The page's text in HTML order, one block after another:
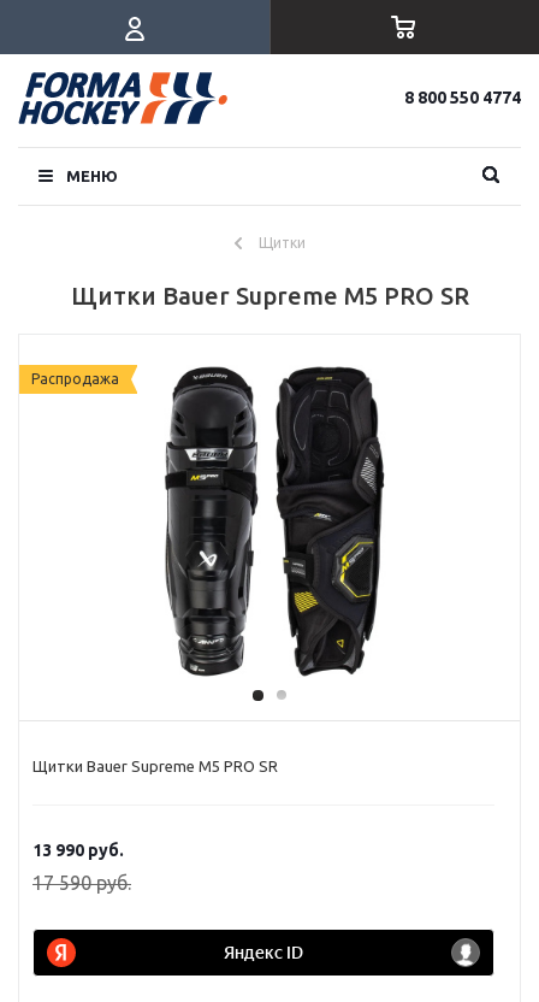
8 800 550 4774
МЕНЮ
Щитки
Щитки Bauer Supreme M5 PRO SR
Распродажа
Щитки Bauer Supreme M5 PRO SR
13 990 руб.
17 590руб.